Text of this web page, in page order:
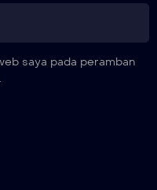
saya pada peramban